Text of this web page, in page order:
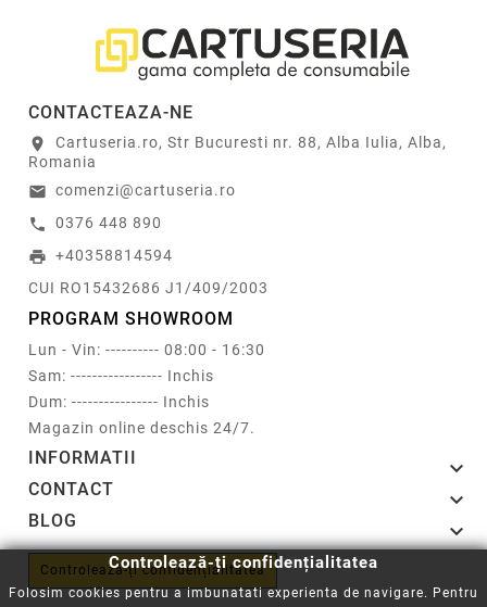
CONTACTEAZA-NE
location_on
Cartuseria.ro, Str Bucuresti nr. 88, Alba Iulia, Alba,
Romania
email comenzi@cartuseria.ro
call 0376 448 890
print +40358814594
CUI RO15432686 J1/409/2003
PROGRAM SHOWROOM
Lun - Vin: ---------- 08:00 - 16:30
Sam: ----------------- Inchis
Dum: ---------------- Inchis
Magazin online deschis 24/7.
INFORMATII 
CONTACT 
BLOG 
Controlează-ți confidențialitatea
Controlează-ți confidențialitatea
Folosim cookies pentru a imbunatati experienta de navigare. Pentru